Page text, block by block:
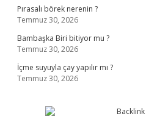
Pırasalı börek nerenin ?
Temmuz 30, 2026
Bambaşka Biri bitiyor mu ?
Temmuz 30, 2026
İçme suyuyla çay yapılır mı ?
Temmuz 30, 2026